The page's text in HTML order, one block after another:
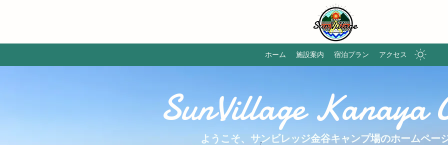
ホーム 施設案内 宿泊プラン アクセス
SunVillage Kanaya
ようこそ、サンビレッジ金谷キャンプ場のホームペー